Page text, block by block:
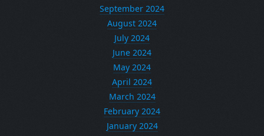
September 2024
August 2024
July 2024
June 2024
May 2024
April 2024
March 2024
February 2024
January 2024